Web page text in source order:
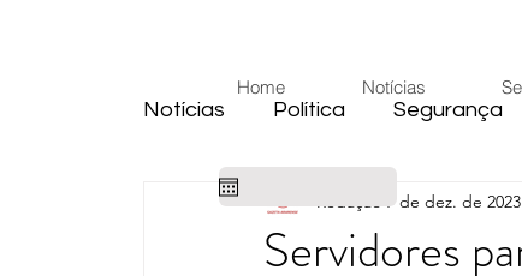
Home Notícias
Notícias Política Segurança
Cidade Educação
Servidores
7 de dez. de 2023